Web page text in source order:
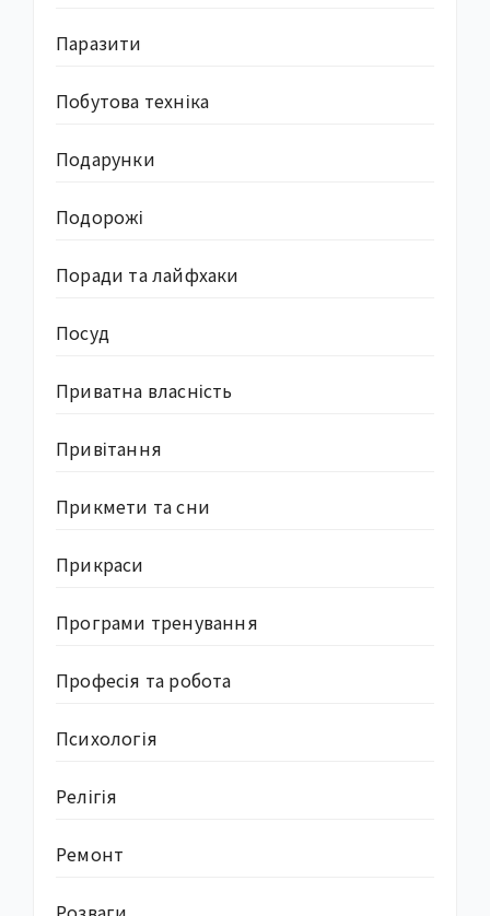
Паразити
Побутова техніка
Подарунки
Подорожі
Поради та лайфхаки
Посуд
Приватна власність
Привітання
Прикмети та сни
Прикраси
Програми тренування
Професія та робота
Психологія
Релігія
Ремонт